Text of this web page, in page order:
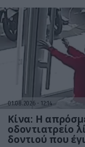
01.08.2026 12:14
Κίνα: Η
οδοντιατρείο
δοντιού που